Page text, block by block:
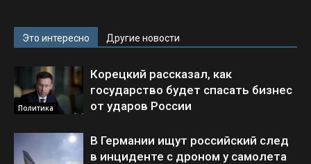
Это интересно Другие новости
Политика
Корецкий рассказал, как
государство будет спасать бизнес
от ударов России
В Германии ищут российский след
в инциденте с дроном у самолета